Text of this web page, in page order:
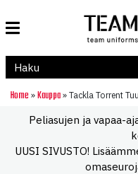
Home » Kauppa » Tackla Torrent
Peliasujen ja vapaa-
UUSI SIVUSTO!